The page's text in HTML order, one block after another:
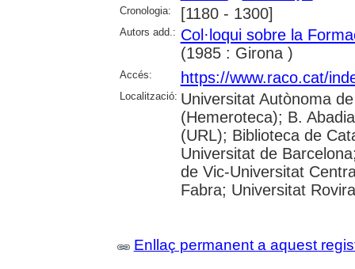
Cronologia: [1180 - 1300]
Autors add.: Col·loqui sobre la
(1985 : Girona )
Accés: https://www.raco.cat/
Localització: Universitat Autònoma
(Hemeroteca); B.
(URL); Biblioteca de
Universitat de
de Vic-Universitat
Fabra; Universitat
Enllaç permanent a aquest